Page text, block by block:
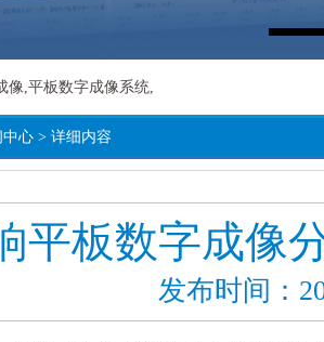
像,平板数字成像系统,
中心 > 详细内容
平板数字成像
发布时间：